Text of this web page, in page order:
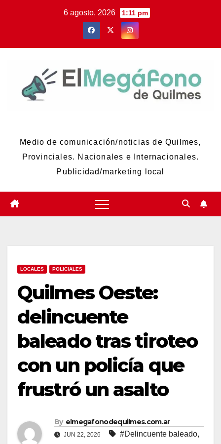
6 agosto, 2026 1:11 pm
Medio de comunicación/noticias de Quilmes,
Provinciales. Nacionales e Internacionales.
Publicidad/marketing local
LOCALES POLICIALES
Quilmes Oeste:
delincuente
baleado tras tiroteo
con un policía que
frustró un asalto
By elmegafonodequilmes.com.ar
JUN 22, 2026 #Delincuente baleado,